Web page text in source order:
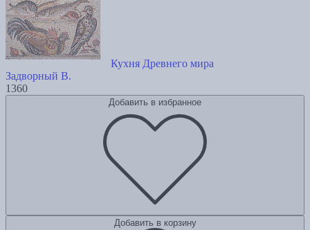
Кухня Древнего мира
Задворный В.
1360
Добавить в избранное
Добавить в корзину